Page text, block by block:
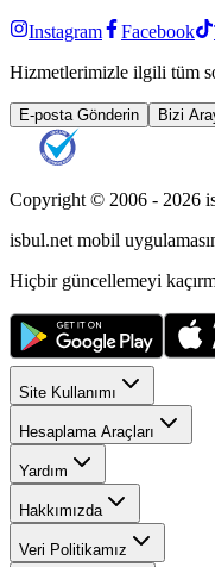
Instagram Facebook
Hizmetlerimizle ilgili tüm
E-posta Gönderin Bizi
Copyright © 2006 - 2026
isbul.net mobil
Hiçbir güncellemeyi
Site Kullanımı
Hesaplama Araçları
Yardım
Hakkımızda
Veri Politikamız